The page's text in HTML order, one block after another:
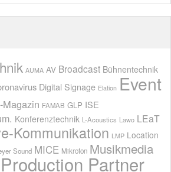
AUMA AV Broadcast Bühnentechnik
Digital Signage Elation Event
Magazin FAMAB GLP ISE
Konferenztechnik L-Acoustics Lawo LEaT
Kommunikation LMP Location
Sound MICE Mikrofon Musikmedia
Production Partner